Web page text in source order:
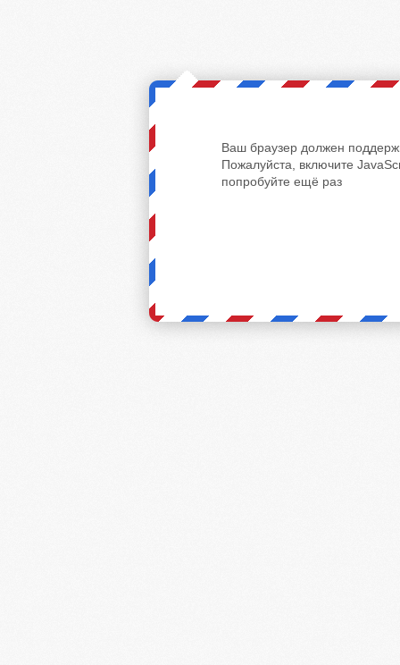
Ваш браузер должен
Пожалуйста, включите
попробуйте ещё раз